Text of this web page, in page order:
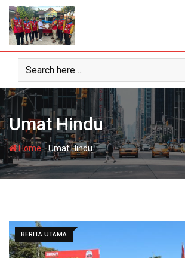
Skip
content
Umat Hindu
Home-Umat Hindu
BERITA UTAMA